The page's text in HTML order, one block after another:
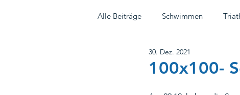
Alle Beiträge Schwimmen
Sportausschuss Geschäftsstelle
100x100-
30. Dez. 2021